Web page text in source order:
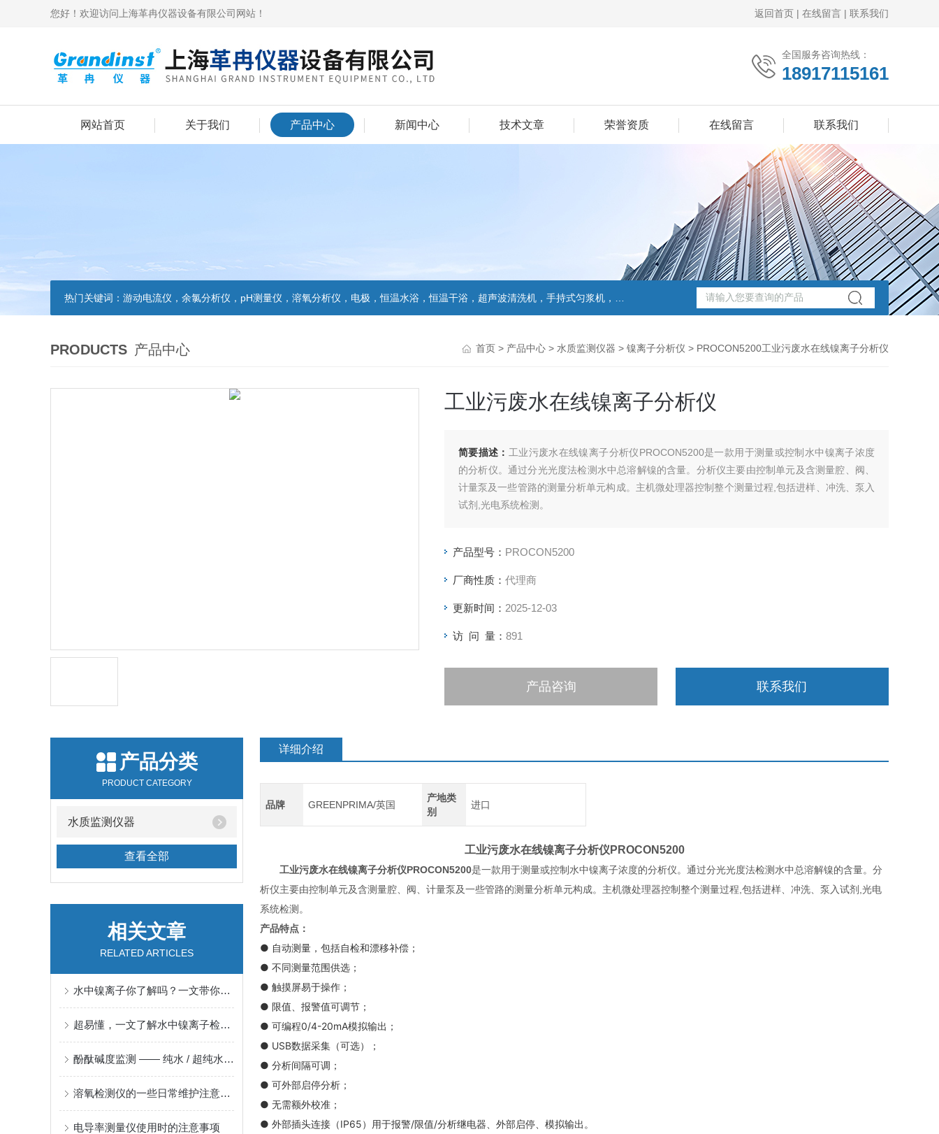
您好！欢迎访问上海革冉仪器设备有限公司网站！ 返回首页 | 在线留言 | 联系我们
全国服务咨询热线：
18917115161
网站首页 关于我们 产品中心 新闻中心 技术文章 荣誉资质 在线留言 联系我们
热门关键词： 游动电流仪，余氯分析仪，pH测量仪，溶氧分析仪，电极，恒温水浴，恒温干浴，超声波清洗机，手持式匀浆机，匀浆分散机,
PRODUCTS 产品中心 首页 > 产品中心 > 水质监测仪器 > 镍离子分析仪 > PROCON5200工业污废水在线镍离子分析仪
工业污废水在线镍离子分析仪
简要描述： 工业污废水在线镍离子分析仪PROCON5200是一款用于测量或控制水中镍离子浓度
的分析仪。通过分光光度法检测水中总溶解镍的含量。分析仪主要由控制单元及含测量腔、阀、
计量泵及一些管路的测量分析单元构成。主机微处理器控制整个测量过程,包括进样、冲洗、泵入
试剂,光电系统检测。
产品型号： PROCON5200
厂商性质： 代理商
更新时间： 2025-12-03
访 问 量： 891
产品咨询 联系我们
产品分类
PRODUCT CATEGORY
水质监测仪器
查看全部
相关文章
RELATED ARTICLES
水中镍离子你了解吗？一文带你读懂镍离子检测，守护饮水与生态安全！
超易懂，一文了解水中镍离子检测标准及方法
酚酞碱度监测 —— 纯水 / 超纯水系统稳定运行的关键
溶氧检测仪的一些日常维护注意问题
电导率测量仪使用时的注意事项
详细介绍
品牌 GREENPRIMA/英国
产地类
别
进口
工业污废水在线镍离子分析仪 PROCON5200
工业污废水在线镍离子分析仪PROCON5200是一款用于测量或控制水中镍离子浓度的分析仪。通过分光光度法检测水中总溶解镍的含量。分
析仪主要由控制单元及含测量腔、阀、计量泵及一些管路的测量分析单元构成。主机微处理器控制整个测量过程,包括进样、冲洗、泵入试剂,光电
系统检测。
产品特点：
● 自动测量，包括自检和漂移补偿；
● 不同测量范围供选；
● 触摸屏易于操作；
● 限值、报警值可调节；
● 可编程0/4-20mA模拟输出；
● USB数据采集（可选）；
● 分析间隔可调；
● 可外部启停分析；
● 无需额外校准；
● 外部插头连接（IP65）用于报警/限值/分析继电器、外部启停、模拟输出。